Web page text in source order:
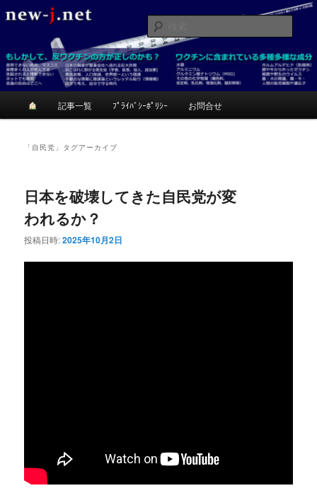
イ
コ
ン
テ
ブ
ン
テ
ン
ニュージェイ
反ワクチンが正しいかも？考てみて！
索
記事一覧 ﾌﾟﾗｲﾊﾞｼｰﾎﾟﾘｼｰ お問合せ
「 自民党 」タグアーカイブ
日本を破壊してきた自民党が変
われるか？
投稿日時:2025年10月2日